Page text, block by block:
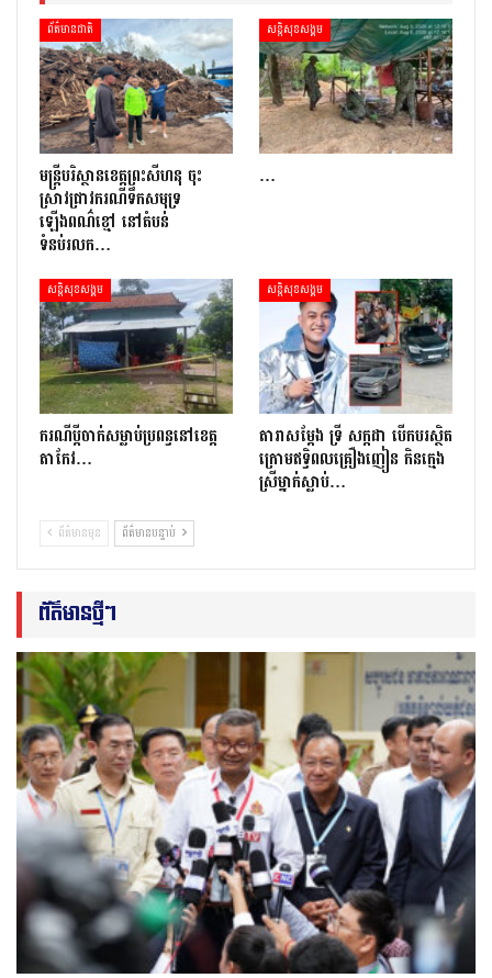
ព័ត៌មានជាតិ
មន្រ្តីបរិស្ថានខេត្តព្រះសីហនុ ចុះ
ស្រាវជ្រាវករណីទឹកសមុទ្រ
ឡើងពណ៌ខ្មៅ នៅតំបន់
ទំនប់រលក…
សន្តិសុខសង្គម
…
សន្តិសុខសង្គម
ករណីប្ដីចាក់សម្លាប់ប្រពន្ធនៅខេត្ត
តាកែវ…
សន្តិសុខសង្គម
តារាសម្ដែង ទ្រី សក្កដា បើកបរស្ថិត
ក្រោមឥទ្ធិពលគ្រឿងញៀន កិនក្មេង
ស្រីម្នាក់ស្លាប់…
ព័ត៌មានមុន ព័ត៌មានបន្ទាប់
ព័ត៌មានថ្មីៗ